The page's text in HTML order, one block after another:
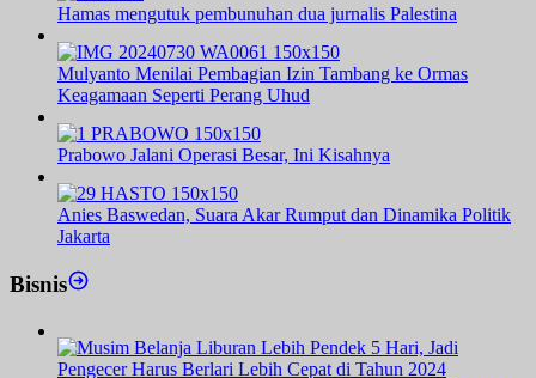
Hamas mengutuk pembunuhan dua jurnalis Palestina
Mulyanto Menilai Pembagian Izin Tambang ke Ormas
Keagamaan Seperti Perang Uhud
Prabowo Jalani Operasi Besar, Ini Kisahnya
Anies Baswedan, Suara Akar Rumput dan Dinamika Politik
Jakarta
Bisnis